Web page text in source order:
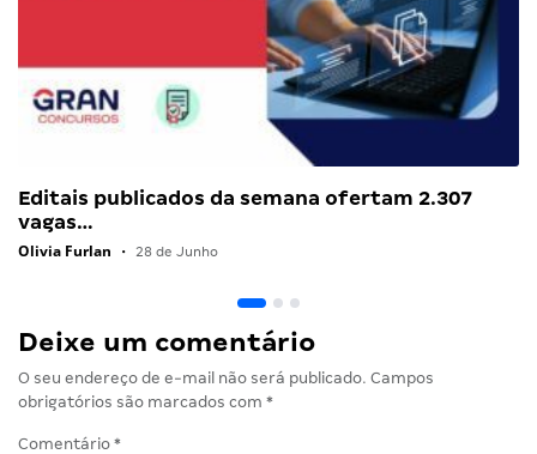
Editais publicados da semana ofertam 2.307
vagas…
Olivia Furlan • 28 de Junho
Deixe um comentário
O seu endereço de e-mail não será publicado. Campos
obrigatórios são marcados com *
Comentário *